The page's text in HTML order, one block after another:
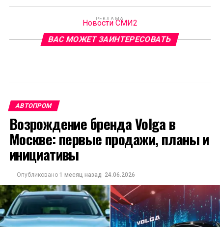
РЕКЛАМА
Новости СМИ2
ВАС МОЖЕТ ЗАИНТЕРЕСОВАТЬ
АВТОПРОМ
Возрождение бренда Volga в
Москве: первые продажи, планы и
инициативы
Опубликовано 1 месяц назад 24.06.2026